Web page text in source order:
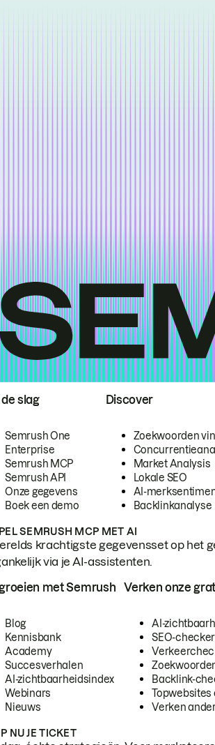
slag
Semrush One
Enterprise
Semrush MCP
Semrush API
Onze gegevens
Boek een demo
Discover
Zoekwoorden
Market Analysis
Lokale SEO
AI-
Backlinkanalyse
SEMRUSH MCP MET AI
krachtigste gegevensset op het
via je AI-assistenten.
met Semrush
Blog
Kennisbank
Academy
Succesverhalen
AI-zichtbaarheidsindex
Webinars
Nieuws
Verken onze
AI-
SEO-checker
Backlink-
Topwebsites
Verken
NU JE TICKET